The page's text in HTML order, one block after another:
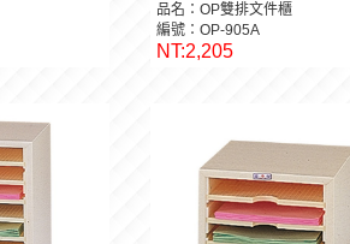
品名：OP雙排文件櫃
編號：OP-905A
NT:2,205